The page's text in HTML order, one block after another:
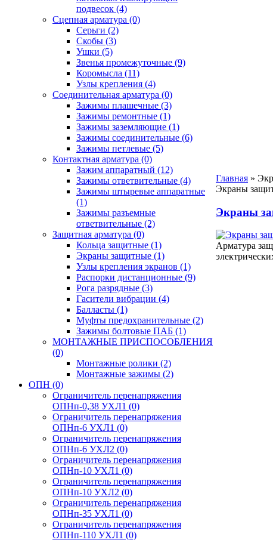
подвесок (4)
Сцепная арматура (0)
Серьги (2)
Скобы (3)
Ушки (5)
Звенья промежуточные (9)
Коромысла (11)
Узлы крепления (4)
Соединительная арматура (0)
Зажимы плашечные (3)
Зажимы ремонтные (1)
Зажимы заземляющие (1)
Зажимы соединительные (6)
Зажимы петлевые (5)
Контактная арматура (0)
Зажим аппаратный (12)
Зажимы ответвительные (4)
Зажимы штыревые аппаратные
(1)
Зажимы разъемные
ответвительные (2)
Защитная арматура (0)
Кольца защитные (1)
Экраны защитные (1)
Узлы крепления экранов (1)
Распорки дистанционные (9)
Рога разрядные (3)
Гасители вибрации (4)
Балласты (1)
Муфты предохранительные (2)
Зажимы болтовые ПАБ (1)
МОНТАЖНЫЕ ПРИСПОСОБЛЕНИЯ
(0)
Монтажные ролики (2)
Монтажные зажимы (2)
ОПН (0)
Ограничитель перенапряжения
ОПНп-0,38 УХЛ1 (0)
Ограничитель перенапряжения
ОПНп-6 УХЛ1 (0)
Ограничитель перенапряжения
ОПНп-6 УХЛ2 (0)
Ограничитель перенапряжения
ОПНп-10 УХЛ1 (0)
Ограничитель перенапряжения
ОПНп-10 УХЛ2 (0)
Ограничитель перенапряжения
ОПНп-35 УХЛ1 (0)
Ограничитель перенапряжения
ОПНп-110 УХЛ1 (0)
Главная »
Экраны
Экраны
Арматура